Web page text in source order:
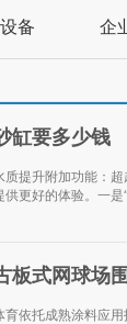
备 企
缸要多少钱
质提升附加功能：
供更好的体验。一
板式网球场
育依托成熟涂料应